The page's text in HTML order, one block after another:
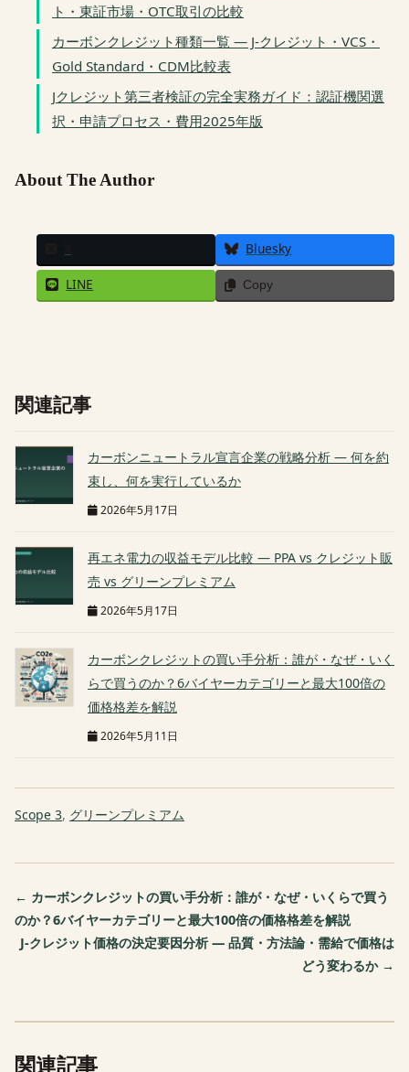
ト・東証市場・OTC取引の比較
カーボンクレジット種類一覧 — J-クレジット・VCS・
Gold Standard・CDM比較表
Jクレジット第三者検証の完全実務ガイド：認証機関選
択・申請プロセス・費用2025年版
About The Author
Bluesky
LINE Copy
関連記事
カーボンニュートラル宣言企業の戦略分析 — 何を約
束し、何を実行しているか
2026年5月17日
再エネ電力の収益モデル比較 — PPA vs クレジット販
売 vs グリーンプレミアム
2026年5月17日
カーボンクレジットの買い手分析：誰が・なぜ・いく
らで買うのか？6バイヤーカテゴリーと最大100倍の
価格格差を解説
2026年5月11日
Scope 3, グリーンプレミアム
← カーボンクレジットの買い手分析：誰が・なぜ・いくらで買う
のか？6バイヤーカテゴリーと最大100倍の価格格差を解説
J-クレジット価格の決定要因分析 — 品質・方法論・需給で価格は
どう変わるか →
関連記事